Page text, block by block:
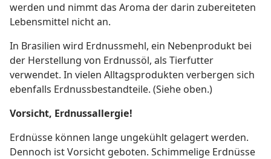
werden und nimmt das Aroma der darin zubereiteten
Lebensmittel nicht an.
In Brasilien wird Erdnussmehl, ein Nebenprodukt bei
der Herstellung von Erdnussöl, als Tierfutter
verwendet. In vielen Alltagsprodukten verbergen sich
ebenfalls Erdnussbestandteile. (Siehe oben.)
Vorsicht, Erdnussallergie!
Erdnüsse können lange ungekühlt gelagert werden.
Dennoch ist Vorsicht geboten. Schimmelige Erdnüsse